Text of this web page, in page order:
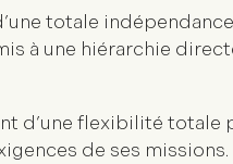
totale
à une hiérarchie
d’une flexibilité
de ses